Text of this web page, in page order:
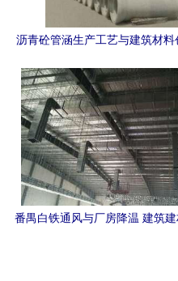
沥青砼管涵生产工艺与建筑材料
番禺白铁通风与厂房降温 建筑